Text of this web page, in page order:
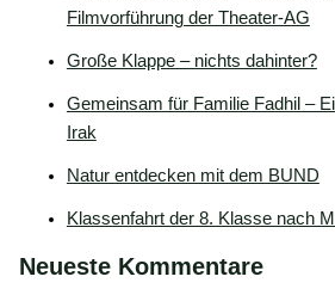
Filmvorführung der Theater-AG
Große Klappe – nichts dahinter?
Gemeinsam für Familie Fadhil –
Irak
Natur entdecken mit dem BUND
Klassenfahrt der 8. Klasse nach
Neueste Kommentare